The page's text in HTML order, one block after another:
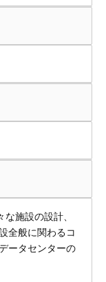
施設の設計、
全般に関わるコ
ータセンターの